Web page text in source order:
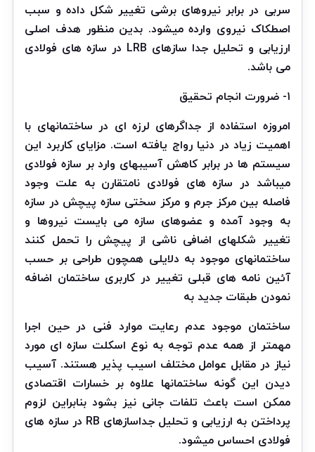
سربی در برابر نیروهای برشی تغییر شکل داده و سبب
اصطکاک نیروی وارده میشود. بدین منظور هدف اصلی
ارزیابی و تحلیل جدا سازهای LRB در سازه های فولادی
می باشد.
۱- ضرورت انجام تحقیق
امروزه استفاده از جداگرهای لرزه ای در ساختمانهای با
اهمیت زیاد در دنیا رواج یافته است. مزایای کاربرد این
سیستم ها در برابر کاهش آسیبهای وارد بر سازه فولادی
میباشد در سازه های فولادی نامتقارن به علت وجود
فاصله بین مرکز جرم و مرکز سختی سازه پیچش در سازه
به وجود آمده و عضوهای سازه می بایست نیروها و
تغییر شکلهای اضافی ناشی از پیچش را تحمل کنند
ساختمانهای موجود به دلایلی همچون طراحی بر حسب
آئین نامه های قبلی تغییر در کاربری ساختمان اضافه
نمودن طبقات جدید به
ساختمان موجود عدم رعایت موارد فنی در حین اجرا
مهمتر از همه عدم توجه به نوع اسکلت سازه ای مورد
نیاز در مقابل عوامل مختلف اسیب پذیر هستند. آسیب
دیدن این گونه ساختمانها علاوه بر خسارات اقتصادی
ممکن است باعث تلفات جانی نیز بشود بنابراین لزوم
پرداختن به ارزیابی و تحلیل جداسازهای RB در سازه های
فولادی احساس میشود.